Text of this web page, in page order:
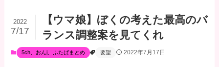
【ウマ娘】ぼくの考えた最高のバ
ランス調整案を見てくれ
2022
7/17
5ch、おんj、ふたばまとめ 要望 2022年7月17日